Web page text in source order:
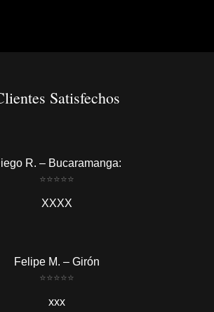
Satisfechos
R. – Bucaramanga:
⭐⭐⭐⭐⭐
XXXX
Felipe M. – Girón
⭐⭐⭐⭐⭐
xxx